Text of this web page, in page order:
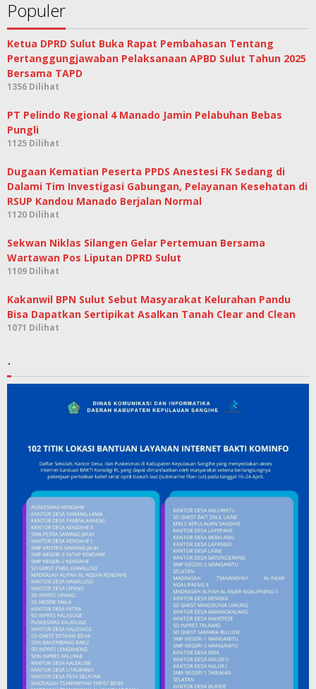
Populer
Ketua DPRD Sulut Buka Rapat Pembahasan Tentang
Pertanggungjawaban Pelaksanaan APBD Sulut Tahun 2025
Bersama TAPD
1356 Dilihat
PT Pelindo Regional 4 Manado Jamin Pelabuhan Bebas
Pungli
1125 Dilihat
Dugaan Kematian Peserta PPDS Anestesi FK Sedang di
Dalami Tim Investigasi Gabungan, Pelayanan Kesehatan di
RSUP Kandou Manado Berjalan Normal
1120 Dilihat
Sekwan Niklas Silangen Gelar Pertemuan Bersama
Wartawan Pos Liputan DPRD Sulut
1109 Dilihat
Kakanwil BPN Sulut Sebut Masyarakat Kelurahan Pandu
Bisa Dapatkan Sertipikat Asalkan Tanah Clear and Clean
1071 Dilihat
.